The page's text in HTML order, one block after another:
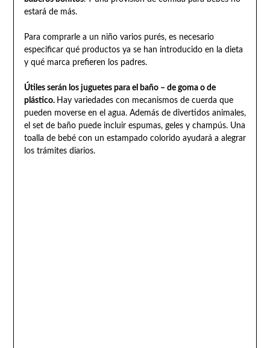
estará de más.
Para comprarle a un niño varios purés, es necesario
especificar qué productos ya se han introducido en la dieta
y qué marca prefieren los padres.
Útiles serán los juguetes para el baño – de goma o de
plástico. Hay variedades con mecanismos de cuerda que
pueden moverse en el agua. Además de divertidos animales,
el set de baño puede incluir espumas, geles y champús. Una
toalla de bebé con un estampado colorido ayudará a alegrar
los trámites diarios.